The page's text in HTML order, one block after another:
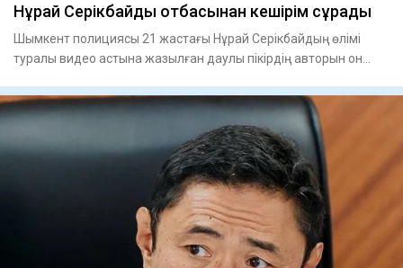
Нұрай Серікбайдың отбасынан кешірім сұрады
Шымкент полициясы 21 жастағы Нұрай Серікбайдың өлімі
туралы видео астына жазылған даулы пікірдің авторын он